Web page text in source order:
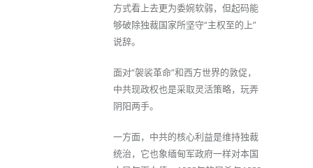
方式看上去更为委婉软弱，但起码能
够破除独裁国家所坚守“主权至的上”
说辞。
面对“袈裟革命”和西方世界的敦促，
中共现政权也是采取灵活策略，玩弄
阴阳两手。
一方面，中共的核心利益是维持独裁
统治，它也象缅甸军政府一样对本国